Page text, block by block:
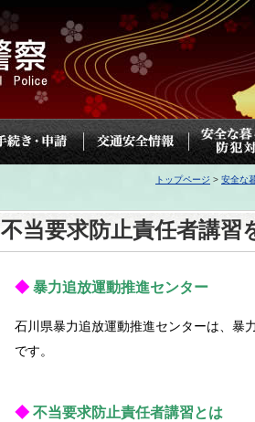
トップページ > 安全な
不当要求防止責任者講習
◆ 暴力追放運動推進センター
石川県暴力追放運動推進センターは、暴
です。
◆ 不当要求防止責任者講習とは